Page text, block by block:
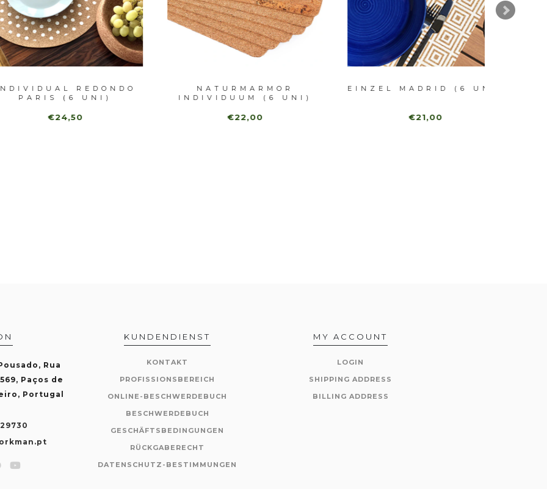
REDONDO
(6 UNI)
€24,50
NATURMARMOR
INDIVIDUUM (6 UNI)
€22,00
EINZEL MADRID (6 UNI)
€21,00
Rua
Paços de
Portugal
KUNDENDIENST
KONTAKT
PROFISSIONSBEREICH
ONLINE-BESCHWERDEBUCH
BESCHWERDEBUCH
GESCHÄFTSBEDINGUNGEN
RÜCKGABERECHT
DATENSCHUTZ-BESTIMMUNGEN
MY ACCOUNT
LOGIN
SHIPPING ADDRESS
BILLING ADDRESS